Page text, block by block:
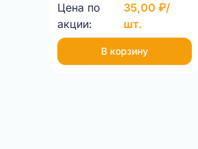
Цена по
акции:
35,00 ₽/
шт.
В корзину